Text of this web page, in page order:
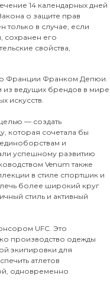
14 календарных дней
о защите прав
только в случае, если
сохранен его
свойства,
Франции Франком Депюи.
из ведущих брендов в мире
искусств.
— создать
которая сочетала бы
единоборствам и
успешному развитию
Venum также
в стиле спортшик и
более широкий круг
стиль и активный
UFC. Это
производство одежды
экипировки для
атлетов
одновременно